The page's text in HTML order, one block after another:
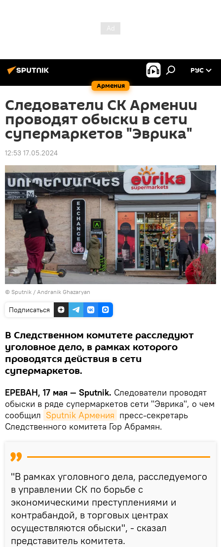
Армения
РУС
Следователи СК Армении
проводят обыски в сети
супермаркетов "Эврика"
12:53 17.05.2024
© Sputnik / Andranik Ghazaryan
Подписаться
В Следственном комитете расследуют
уголовное дело, в рамках которого
проводятся действия в сети
супермаркетов.
ЕРЕВАН, 17 мая — Sputnik. Следователи проводят
обыски в ряде супермаркетов сети "Эврика", о чем
сообщил Sputnik Армения пресс-секретарь
Следственного комитета Гор Абрамян.
"В рамках уголовного дела, расследуемого
в управлении СК по борьбе с
экономическими преступлениями и
контрабандой, в торговых центрах
осуществляются обыски", - сказал
представитель комитета.